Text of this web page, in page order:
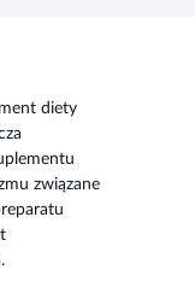
diety
związane